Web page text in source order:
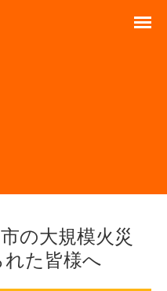
の大規模火災
れた皆様へ